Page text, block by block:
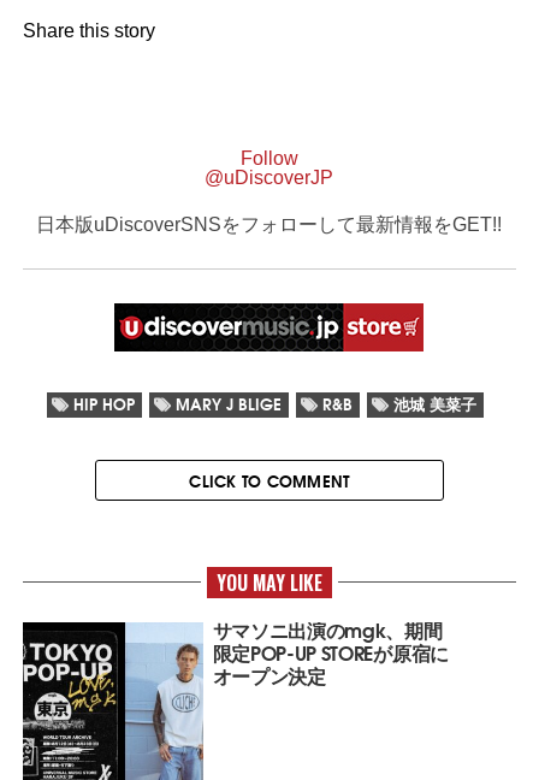
Share this story
Follow
@uDiscoverJP
日本版uDiscoverSNSをフォローして最新情報をGET!!
HIP HOP MARY J BLIGE R&B 池城 美菜子
CLICK TO COMMENT
YOU MAY LIKE
サマソニ出演のmgk、期間
限定POP-UP STOREが原宿に
オープン決定